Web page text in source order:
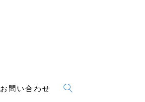
お問い合わせ